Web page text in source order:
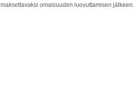
maksettavaksi omaisuuden luovuttamisen jälkeen.